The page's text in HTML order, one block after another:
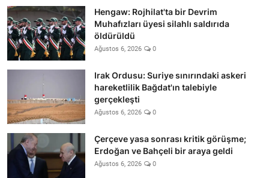
Hengaw: Rojhilat'ta bir Devrim
Muhafızları üyesi silahlı saldırıda
öldürüldü
Ağustos 6, 2026 0
Irak Ordusu: Suriye sınırındaki askeri
hareketlilik Bağdat'ın talebiyle
gerçekleşti
Ağustos 6, 2026 0
Çerçeve yasa sonrası kritik görüşme;
Erdoğan ve Bahçeli bir araya geldi
Ağustos 6, 2026 0